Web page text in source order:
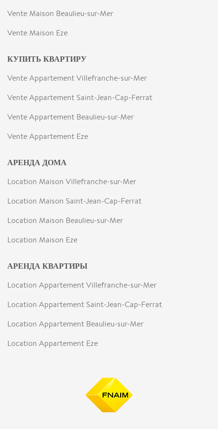
Vente Maison Beaulieu-sur-Mer
Vente Maison Eze
КУПИТЬ КВАРТИРУ
Vente Appartement Villefranche-sur-Mer
Vente Appartement Saint-Jean-Cap-Ferrat
Vente Appartement Beaulieu-sur-Mer
Vente Appartement Eze
АРЕНДА ДОМА
Location Maison Villefranche-sur-Mer
Location Maison Saint-Jean-Cap-Ferrat
Location Maison Beaulieu-sur-Mer
Location Maison Eze
АРЕНДА КВАРТИРЫ
Location Appartement Villefranche-sur-Mer
Location Appartement Saint-Jean-Cap-Ferrat
Location Appartement Beaulieu-sur-Mer
Location Appartement Eze